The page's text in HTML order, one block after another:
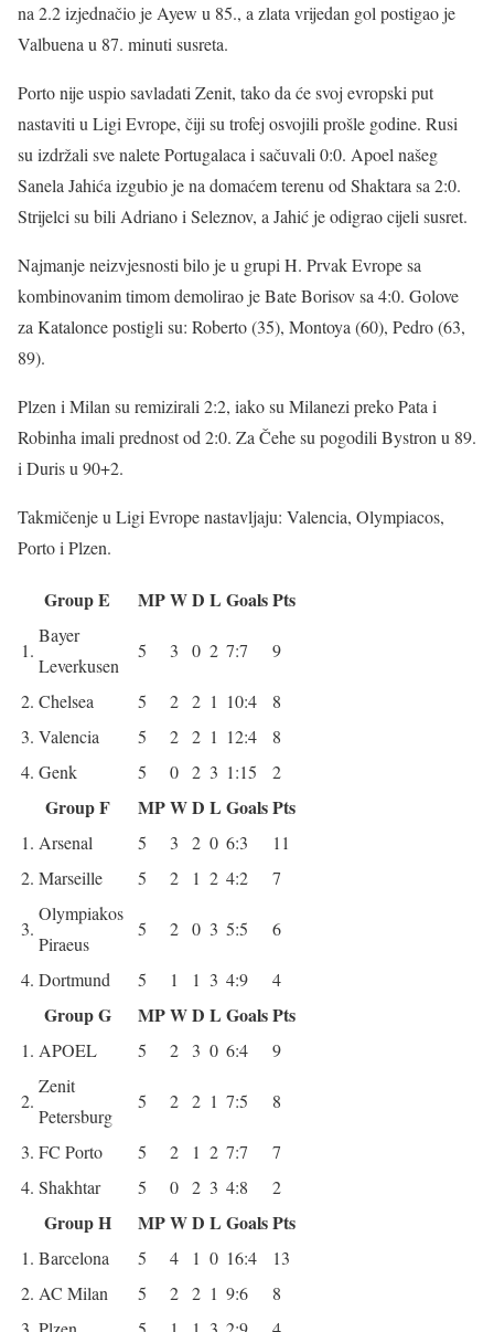
na 2.2 izjednačio je Ayew u 85., a zlata vrijedan gol postigao je
Valbuena u 87. minuti susreta.
Porto nije uspio savladati Zenit, tako da će svoj evropski put
nastaviti u Ligi Evrope, čiji su trofej osvojili prošle godine. Rusi
su izdržali sve nalete Portugalaca i sačuvali 0:0. Apoel našeg
Sanela Jahića izgubio je na domaćem terenu od Shaktara sa 2:0.
Strijelci su bili Adriano i Seleznov, a Jahić je odigrao cijeli susret.
Najmanje neizvjesnosti bilo je u grupi H. Prvak Evrope sa
kombinovanim timom demolirao je Bate Borisov sa 4:0. Golove
za Katalonce postigli su: Roberto (35), Montoya (60), Pedro (63,
89).
Plzen i Milan su remizirali 2:2, iako su Milanezi preko Pata i
Robinha imali prednost od 2:0. Za Čehe su pogodili Bystron u 89.
i Duris u 90+2.
Takmičenje u Ligi Evrope nastavljaju: Valencia, Olympiacos,
Porto i Plzen.
Group E MPWD L GoalsPts
1.
Bayer
Leverkusen
5 3 0 2 7:7 9
2. Chelsea 5 2 2 1 10:4
8
3. Valencia 5 2 2 1 12:4
8
4. Genk 5 0 2 3 1:15 2
Group F MPWD L GoalsPts
1. Arsenal 5 3 2 0 6:3
11
2. Marseille 5 2 1 2 4:2 7
3.
Olympiakos
Piraeus
5 2 0 3 5:5 6
4. Dortmund 5 1 1 3 4:9 4
Group G MPWD L GoalsPts
1. APOEL 5 2 3 0 6:4 9
2.
Zenit
Petersburg
5 2 2 1 7:5 8
3. FC Porto 5 2 1 2 7:7
7
4. Shakhtar 5 0 2 3 4:8 2
Group H MPWD L GoalsPts
1. Barcelona 5 4 1 0 16:4
13
2. AC Milan 5 2 2 1 9:6
8